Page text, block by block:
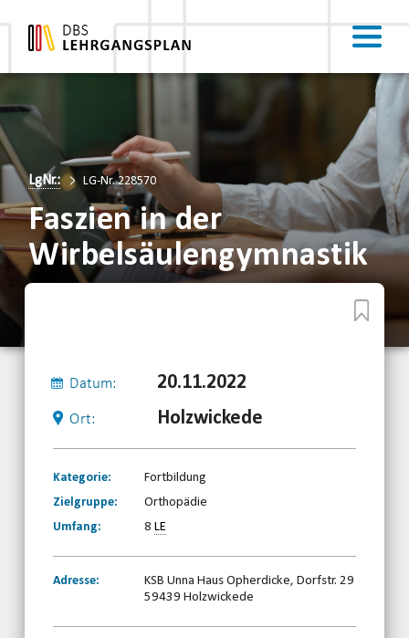
LgNr.: LG-Nr. 228570
Faszien in der
Wirbelsäulengymnastik
Datum: 20.11.2022
Ort: Holzwickede
Kategorie:
Fortbildung
Zielgruppe:
Orthopädie
Umfang:
8LE
Adresse:
KSB Unna Haus Opherdicke, Dorfstr. 29
59439 Holzwickede